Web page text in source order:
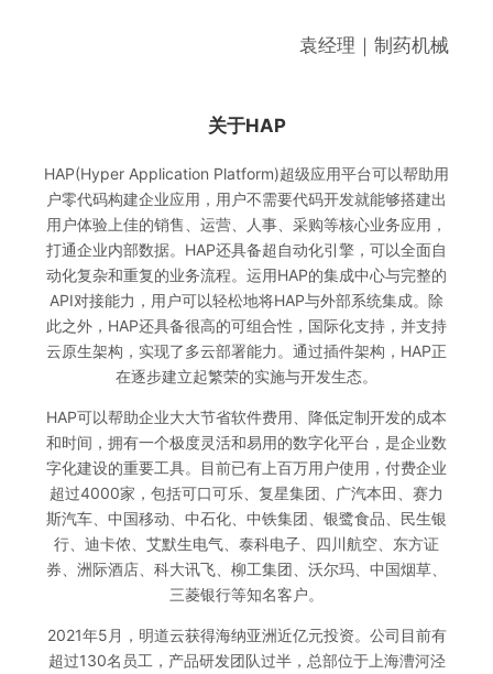
袁经理｜制药机械
关于HAP
HAP(Hyper Application Platform)超级应用平台可以帮助用
户零代码构建企业应用，用户不需要代码开发就能够搭建出
用户体验上佳的销售、运营、人事、采购等核心业务应用，
打通企业内部数据。HAP还具备超自动化引擎，可以全面自
动化复杂和重复的业务流程。运用HAP的集成中心与完整的
API对接能力，用户可以轻松地将HAP与外部系统集成。除
此之外，HAP还具备很高的可组合性，国际化支持，并支持
云原生架构，实现了多云部署能力。通过插件架构，HAP正
在逐步建立起繁荣的实施与开发生态。
HAP可以帮助企业大大节省软件费用、降低定制开发的成本
和时间，拥有一个极度灵活和易用的数字化平台，是企业数
字化建设的重要工具。目前已有上百万用户使用，付费企业
超过4000家，包括可口可乐、复星集团、广汽本田、赛力
斯汽车、中国移动、中石化、中铁集团、银鹭食品、民生银
行、迪卡侬、艾默生电气、泰科电子、四川航空、东方证
券、洲际酒店、科大讯飞、柳工集团、沃尔玛、中国烟草、
三菱银行等知名客户。
2021年5月，明道云获得海纳亚洲近亿元投资。公司目前有
超过130名员工，产品研发团队过半，总部位于上海漕河泾